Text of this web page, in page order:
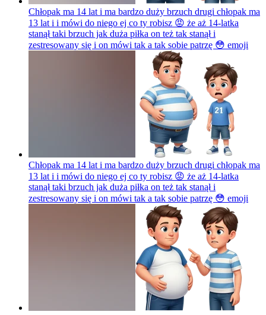
Chłopak ma 14 lat i ma bardzo duży brzuch drugi chłopak ma
13 lat i i mówi do niego ej co ty robisz 😡 że aż 14-latka
stanął taki brzuch jak duża piłka on też tak stanął i
zestresowany się i on mówi tak a tak sobie patrzę 😳 emoji
Chłopak ma 14 lat i ma bardzo duży brzuch drugi chłopak ma
13 lat i i mówi do niego ej co ty robisz 😡 że aż 14-latka
stanął taki brzuch jak duża piłka on też tak stanął i
zestresowany się i on mówi tak a tak sobie patrzę 😳 emoji